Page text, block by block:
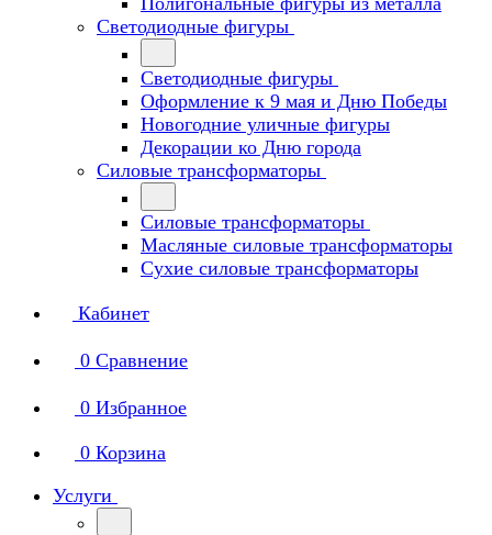
Светодиодные фигуры
Светодиодные фигуры
Оформление к 9 мая и Дню Победы
Новогодние уличные фигуры
Декорации ко Дню города
Силовые трансформаторы
Силовые трансформаторы
Масляные силовые трансформаторы
Сухие силовые трансформаторы
Кабинет
0 Сравнение
0 Избранное
0 Корзина
Услуги